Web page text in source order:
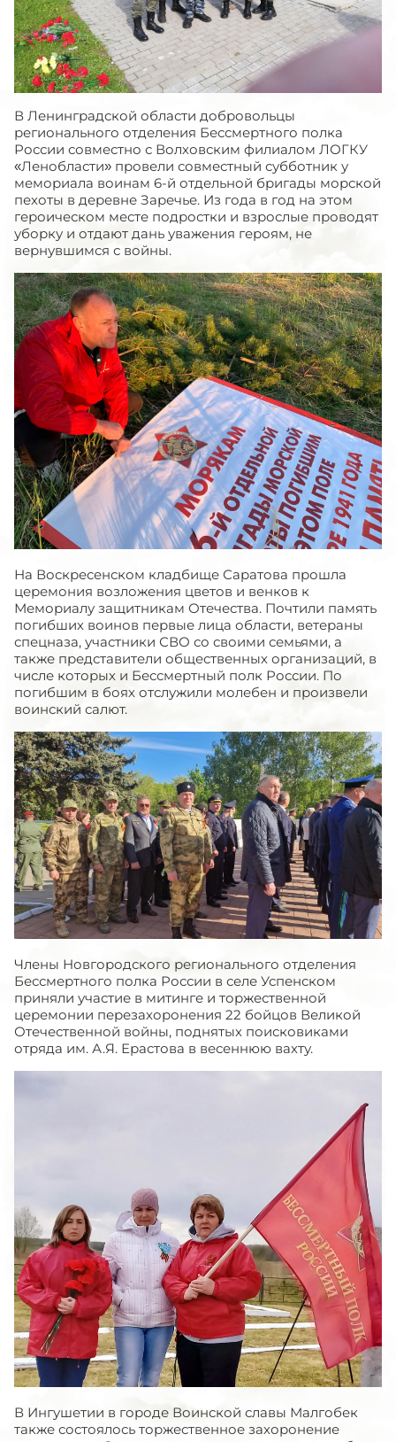
В Ленинградской области добровольцы
регионального отделения Бессмертного полка
России совместно с Волховским филиалом ЛОГКУ
«Ленобласти» провели совместный субботник у
мемориала воинам 6-й отдельной бригады морской
пехоты в деревне Заречье. Из года в год на этом
героическом месте подростки и взрослые проводят
уборку и отдают дань уважения героям, не
вернувшимся с войны.
На Воскресенском кладбище Саратова прошла
церемония возложения цветов и венков к
Мемориалу защитникам Отечества. Почтили память
погибших воинов первые лица области, ветераны
спецназа, участники СВО со своими семьями, а
также представители общественных организаций, в
числе которых и Бессмертный полк России. По
погибшим в боях отслужили молебен и произвели
воинский салют.
Члены Новгородского регионального отделения
Бессмертного полка России в селе Успенском
приняли участие в митинге и торжественной
церемонии перезахоронения 22 бойцов Великой
Отечественной войны, поднятых поисковиками
отряда им. А.Я. Ерастова в весеннюю вахту.
В Ингушетии в городе Воинской славы Малгобек
также состоялось торжественное захоронение